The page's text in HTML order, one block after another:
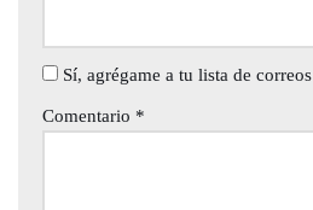
Sí, agrégame a tu lista de correos
Comentario *